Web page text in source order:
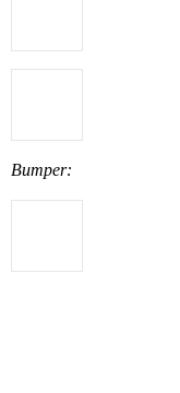
Bumper: